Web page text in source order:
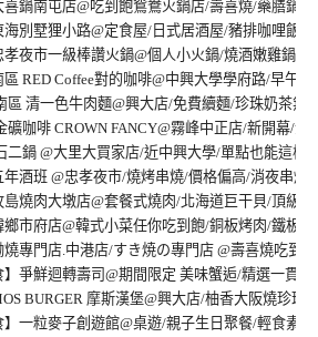
喜鍋南屯店@吃到飽鴛鴦火鍋店/壽喜燒/藥膳鍋
海別墅狸小路@定食屋/日式居酒屋/豬排咖哩飯
孝夜市一級棒讚火鍋@個人小火鍋/燒酒嫩雞鍋/
區 RED Coffee對的咖啡@中興大學學府路/早午
區 清一色牛肉麵@興大店/免費續麵/珍珠奶茶無
礦咖啡 CROWN FANCY@霧峰中正店/新開幕/金
二鍋 @大里大買家店/近中興大學/單點也能這樣
年酒班 @忠孝夜市/燒烤串燒/價格偏高/消夜串烤/
島燒肉大墩店@套餐式燒肉/北海道巨干貝/頂級
鄉市府店@韓式小菜任你吃到飽/銅板烤肉/鐵板
燒專門店.中港店/すき焼の專門店 @壽喜燒吃到
】爭鮮迴轉壽司@期間限定 美味蟹逅/精選一貫/
BURGER 摩斯漢堡@興大店/柚香大阪燒珍
】一粒麥子創遊館@桌遊/親子生日聚餐/輕食素